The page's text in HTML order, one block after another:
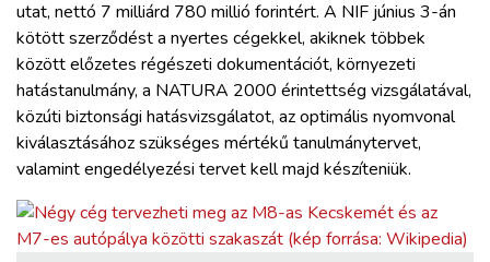
WEBSHOP
BELÉPÉS
REGISZTRÁCIÓ
utat, nettó 7 milliárd 780 millió forintért. A NIF június 3-án
kötött szerződést a nyertes cégekkel, akiknek többek
között előzetes régészeti dokumentációt, környezeti
hatástanulmány, a NATURA 2000 érintettség vizsgálatával,
közúti biztonsági hatásvizsgálatot, az optimális nyomvonal
kiválasztásához szükséges mértékű tanulmánytervet,
valamint engedélyezési tervet kell majd készíteniük.